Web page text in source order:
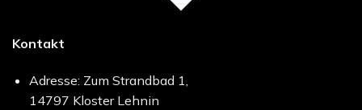
Kontakt
Adresse: Zum Strandbad 1,
14797 Kloster Lehnin